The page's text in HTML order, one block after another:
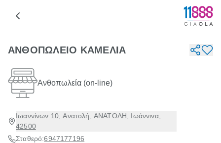
ΑΝΘΟΠΩΛΕΙΟ ΚΑΜΕΛΙΑ
Ανθοπωλεία (on-line)
Ιωαννίνων 10, Ανατολή, ΑΝΑΤΟΛΗ, Ιωάννινα,
42500
Σταθερό:6947177196